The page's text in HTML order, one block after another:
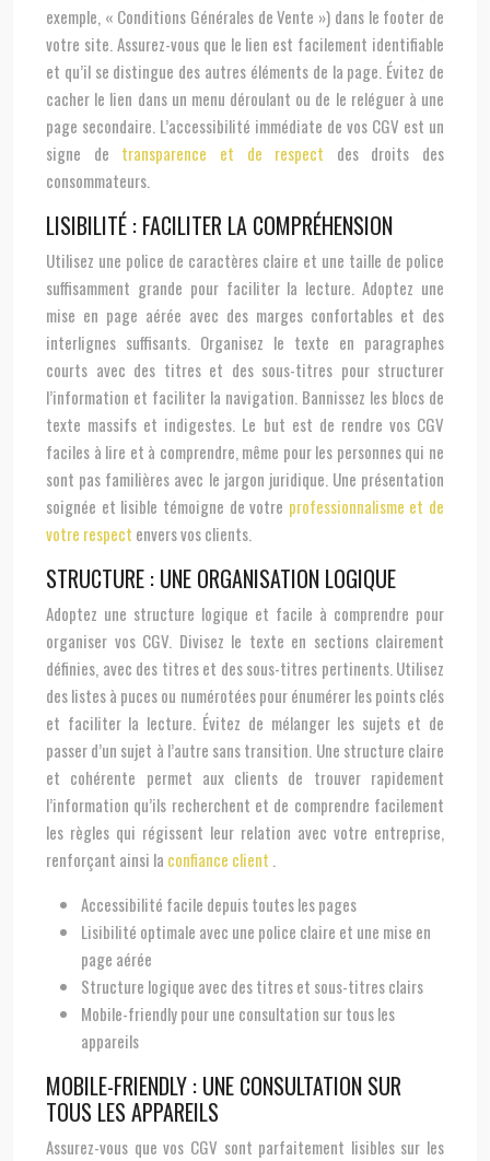
exemple, « Conditions Générales de Vente ») dans le footer de
votre site. Assurez-vous que le lien est facilement identifiable
et qu’il se distingue des autres éléments de la page. Évitez de
cacher le lien dans un menu déroulant ou de le reléguer à une
page secondaire. L’accessibilité immédiate de vos CGV est un
signe de transparence et de respect des droits des
consommateurs.
LISIBILITÉ : FACILITER LA COMPRÉHENSION
Utilisez une police de caractères claire et une taille de police
suffisamment grande pour faciliter la lecture. Adoptez une
mise en page aérée avec des marges confortables et des
interlignes suffisants. Organisez le texte en paragraphes
courts avec des titres et des sous-titres pour structurer
l’information et faciliter la navigation. Bannissez les blocs de
texte massifs et indigestes. Le but est de rendre vos CGV
faciles à lire et à comprendre, même pour les personnes qui ne
sont pas familières avec le jargon juridique. Une présentation
soignée et lisible témoigne de votre professionnalisme et de
votre respect envers vos clients.
STRUCTURE : UNE ORGANISATION LOGIQUE
Adoptez une structure logique et facile à comprendre pour
organiser vos CGV. Divisez le texte en sections clairement
définies, avec des titres et des sous-titres pertinents. Utilisez
des listes à puces ou numérotées pour énumérer les points clés
et faciliter la lecture. Évitez de mélanger les sujets et de
passer d’un sujet à l’autre sans transition. Une structure claire
et cohérente permet aux clients de trouver rapidement
l’information qu’ils recherchent et de comprendre facilement
les règles qui régissent leur relation avec votre entreprise,
renforçant ainsi la confiance client
Accessibilité facile depuis toutes les pages
Lisibilité optimale avec une police claire et une mise en
page aérée
Structure logique avec des titres et sous-titres clairs
Mobile-friendly pour une consultation sur tous les
appareils
MOBILE-FRIENDLY : UNE CONSULTATION SUR
TOUS LES APPAREILS
Assurez-vous que vos CGV sont parfaitement lisibles sur les